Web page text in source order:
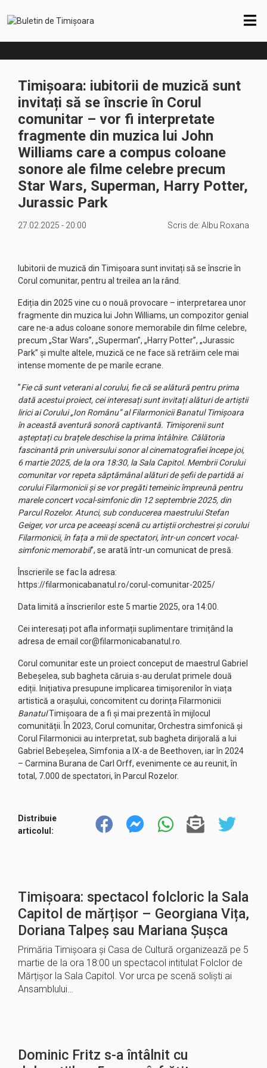
Timișoara: iubitorii de muzică sunt
invitați să se înscrie în Corul
comunitar – vor fi interpretate
fragmente din muzica lui John
Williams care a compus coloane
sonore ale filme celebre precum
Star Wars, Superman, Harry Potter,
Jurassic Park
27.02.2025 - 20:00 Scris de: Albu Roxana
Iubitorii de muzică din Timișoara sunt invitați să se înscrie în
Corul comunitar, pentru al treilea an la rând.
Ediția din 2025 vine cu o nouă provocare – interpretarea unor
fragmente din muzica lui John Williams, un compozitor genial
care ne-a adus coloane sonore memorabile din filme celebre,
precum „Star Wars”, „Superman”, „Harry Potter”, „Jurassic
Park” și multe altele, muzică ce ne face să retrăim cele mai
intense momente de pe marile ecrane.
”Fie că sunt veterani al corului, fie că se alătură pentru prima
dată acestui proiect, cei interesați sunt invitați alături de artiștii
lirici ai Corului „Ion Românu” al Filarmonicii Banatul Timișoara
în această aventură sonoră captivantă. Timișorenii sunt
așteptați cu brațele deschise la prima întâlnire. Călătoria
fascinantă prin universului sonor al cinematografiei începe joi,
6 martie 2025, de la ora 18:30, la Sala Capitol. Membrii Corului
comunitar vor repeta săptămânal alături de șefii de partidă ai
corului Filarmonicii și se vor pregăti temeinic împreună pentru
marele concert vocal-simfonic din 12 septembrie 2025, din
Parcul Rozelor. Atunci, sub conducerea maestrului Stefan
Geiger, vor urca pe aceeași scenă cu artiștii orchestrei și corului
Filarmonicii, în fața a mii de spectatori, într-un concert vocal-
simfonic memorabil”, se arată într-un comunicat de presă.
Înscrierile se fac la adresa:
https://filarmonicabanatul.ro/corul-comunitar-2025/
Data limită a înscrierilor este 5 martie 2025, ora 14:00.
Cei interesați pot afla informații suplimentare trimițând la
adresa de email cor@filarmonicabanatul.ro
Corul comunitar este un proiect conceput de maestrul Gabriel
Bebeșelea, sub bagheta căruia s-au derulat primele două
ediții. Inițiativa presupune implicarea timișorenilor în viața
artistică a orașului, concomitent cu dorința Filarmonicii
BanatulTimișoara de a fi și mai prezentă în mijlocul
comunității. În 2023, Corul comunitar, Orchestra simfonică și
Corul Filarmonicii au interpretat, sub bagheta dirijorală a lui
Gabriel Bebeșelea, Simfonia a IX-a de Beethoven, iar în 2024
– Carmina Burana de Carl Orff, evenimente ce au reunit, în
total, 7.000 de spectatori, în Parcul Rozelor.
Distribuie
articolul:
Timișoara: spectacol folcloric la Sala
Capitol de mărțișor – Georgiana Vița,
Doriana Talpeș sau Mariana Șușca
Primăria Timișoara și Casa de Cultură organizează pe 5
martie de la ora 18:00 un spectacol intitulat Folclor de
Mărțișor la Sala Capitol. Vor urca pe scenă soliști ai
Ansamblului…
Dominic Fritz s-a întâlnit cu